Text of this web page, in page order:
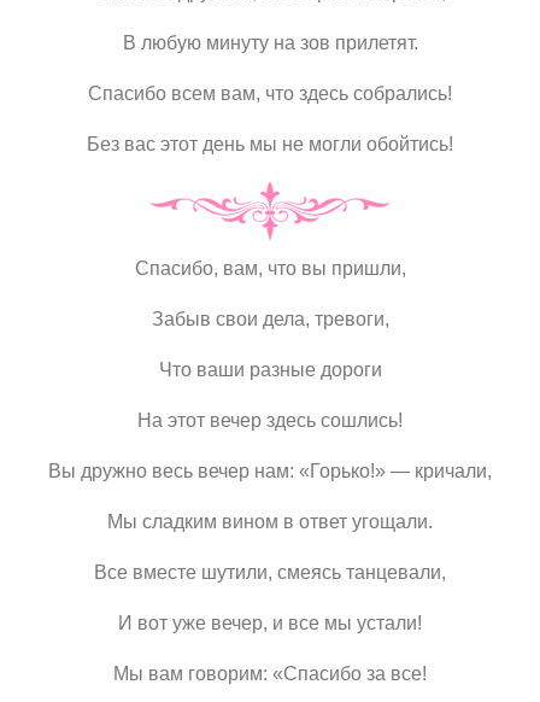
В любую минуту на зов прилетят.
Спасибо всем вам, что здесь собрались!
Без вас этот день мы не могли обойтись!
Спасибо, вам, что вы пришли,
Забыв свои дела, тревоги,
Что ваши разные дороги
На этот вечер здесь сошлись!
Вы дружно весь вечер нам: «Горько!» — кричали,
Мы сладким вином в ответ угощали.
Все вместе шутили, смеясь танцевали,
И вот уже вечер, и все мы устали!
Мы вам говорим: «Спасибо за все!